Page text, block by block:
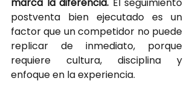
postventa bien ejecutado es un
factor que un competidor no puede
replicar de inmediato, porque
requiere cultura, disciplina y
enfoque en la experiencia.